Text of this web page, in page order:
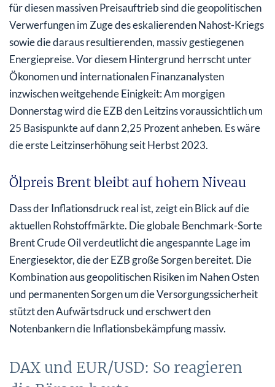
für diesen massiven Preisauftrieb sind die geopolitischen
Verwerfungen im Zuge des eskalierenden Nahost-Kriegs
sowie die daraus resultierenden, massiv gestiegenen
Energiepreise. Vor diesem Hintergrund herrscht unter
Ökonomen und internationalen Finanzanalysten
inzwischen weitgehende Einigkeit: Am morgigen
Donnerstag wird die EZB den Leitzins voraussichtlich um
25 Basispunkte auf dann 2,25 Prozent anheben. Es wäre
die erste Leitzinserhöhung seit Herbst 2023.
Ölpreis Brent bleibt auf hohem Niveau
Dass der Inflationsdruck real ist, zeigt ein Blick auf die
aktuellen Rohstoffmärkte. Die globale Benchmark-Sorte
Brent Crude Oil verdeutlicht die angespannte Lage im
Energiesektor, die der EZB große Sorgen bereitet. Die
Kombination aus geopolitischen Risiken im Nahen Osten
und permanenten Sorgen um die Versorgungssicherheit
stützt den Aufwärtsdruck und erschwert den
Notenbankern die Inflationsbekämpfung massiv.
DAX und EUR/USD: So reagieren